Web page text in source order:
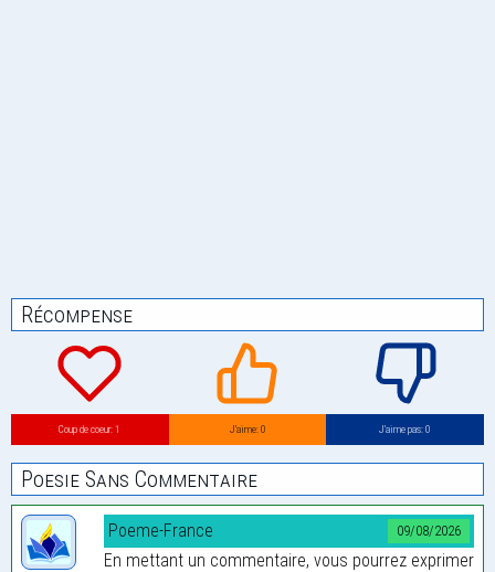
Récompense
Coup de coeur: 1 J’aime: 0 J’aime pas: 0
Poesie Sans Commentaire
09/08/2026
Poeme-France
En mettant un commentaire, vous pourrez exprimer